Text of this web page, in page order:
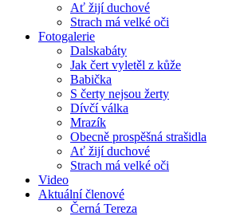
Ať žijí duchové
Strach má velké oči
Fotogalerie
Dalskabáty
Jak čert vyletěl z kůže
Babička
S čerty nejsou žerty
Dívčí válka
Mrazík
Obecně prospěšná strašidla
Ať žijí duchové
Strach má velké oči
Video
Aktuální členové
Černá Tereza